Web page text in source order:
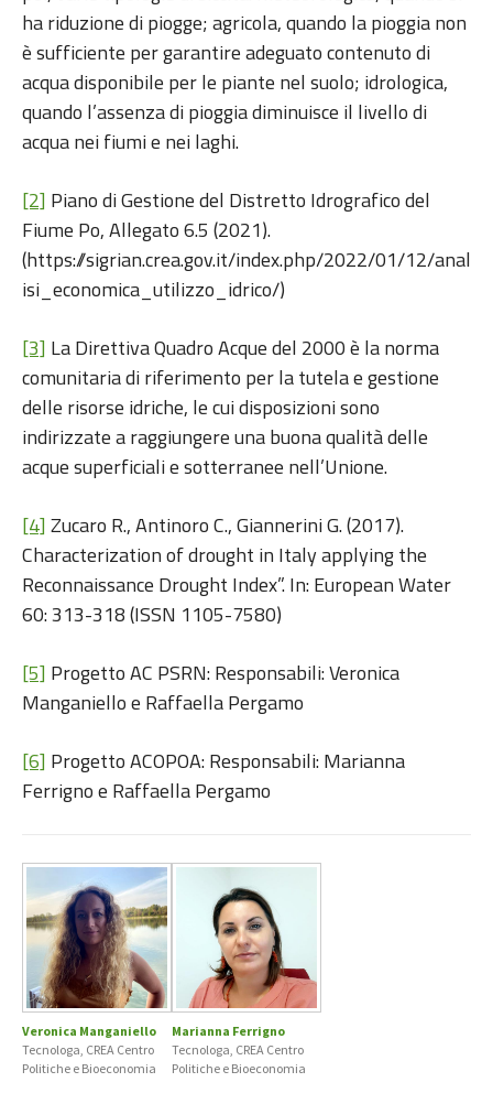
ha riduzione di piogge; agricola, quando la pioggia non
è sufficiente per garantire adeguato contenuto di
acqua disponibile per le piante nel suolo; idrologica,
quando l’assenza di pioggia diminuisce il livello di
acqua nei fiumi e nei laghi.
[2] Piano di Gestione del Distretto Idrografico del
Fiume Po, Allegato 6.5 (2021).
(https://sigrian.crea.gov.it/index.php/2022/01/12/anal
isi_economica_utilizzo_idrico/)
[3] La Direttiva Quadro Acque del 2000 è la norma
comunitaria di riferimento per la tutela e gestione
delle risorse idriche, le cui disposizioni sono
indirizzate a raggiungere una buona qualità delle
acque superficiali e sotterranee nell’Unione.
[4]Zucaro R., Antinoro C., Giannerini G. (2017).
Characterization of drought in Italy applying the
Reconnaissance Drought Index”. In: European Water
60: 313-318 (ISSN 1105-7580)
[5] Progetto AC PSRN: Responsabili: Veronica
Manganiello e Raffaella Pergamo
[6] Progetto ACOPOA: Responsabili: Marianna
Ferrigno e Raffaella Pergamo
Veronica Manganiello
Tecnologa, CREA Centro
Politiche e Bioeconomia
Marianna Ferrigno
Tecnologa, CREA Centro
Politiche e Bioeconomia